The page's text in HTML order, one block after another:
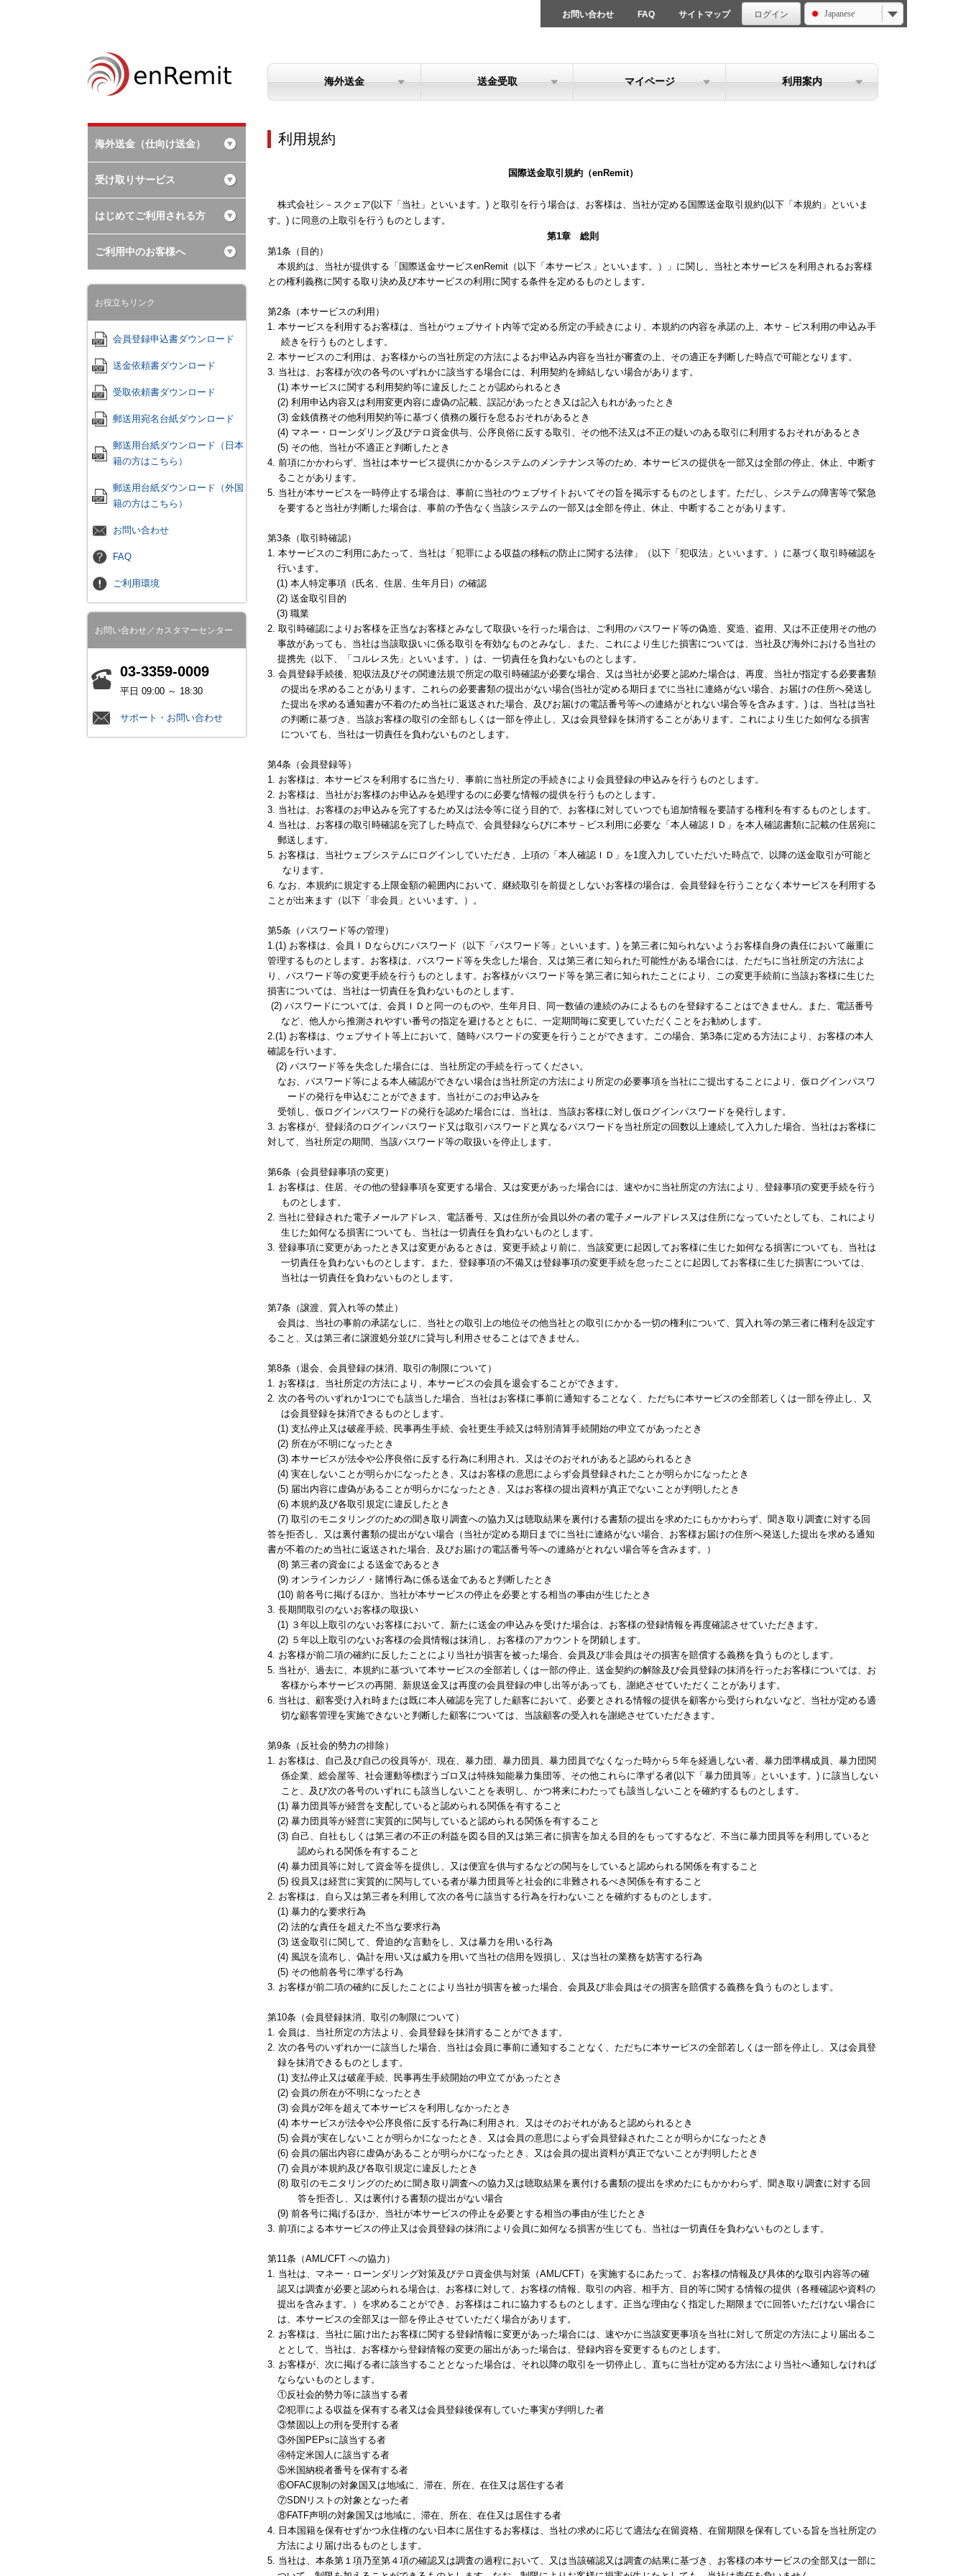
ログイン Japanese
お問い合わせ FAQ サイトマップ
海外送金 送金受取 マイページ 利用案内
利用規約
国際送金取引規約（enRemit）
株式会社シ－スクェア(以下「当社」といいます。) と取引を行う場合は、お客様は、当社が定める国際送金取引規約(以下「本規約」といいま
す。) に同意の上取引を行うものとします。
第1章 総則
第1条（目的）
本規約は、当社が提供する「国際送金サービスenRemit（以下「本サービス」といいます。）」に関し、当社と本サービスを利用されるお客様
との権利義務に関する取り決め及び本サービスの利用に関する条件を定めるものとします。
第2条（本サービスの利用）
1. 本サービスを利用するお客様は、当社がウェブサイト内等で定める所定の手続きにより、本規約の内容を承諾の上、本サ－ビス利用の申込み手
続きを行うものとします。
2. 本サービスのご利用は、お客様からの当社所定の方法によるお申込み内容を当社が審査の上、その適正を判断した時点で可能となります。
3. 当社は、お客様が次の各号のいずれかに該当する場合には、利用契約を締結しない場合があります。
(1) 本サービスに関する利用契約等に違反したことが認められるとき
(2) 利用申込内容又は利用変更内容に虚偽の記載、誤記があったとき又は記入もれがあったとき
(3) 金銭債務その他利用契約等に基づく債務の履行を怠るおそれがあるとき
(4) マネー・ローンダリング及びテロ資金供与、公序良俗に反する取引、その他不法又は不正の疑いのある取引に利用するおそれがあるとき
(5) その他、当社が不適正と判断したとき
4. 前項にかかわらず、当社は本サービス提供にかかるシステムのメンテナンス等のため、本サービスの提供を一部又は全部の停止、休止、中断す
ることがあります。
5. 当社が本サービスを一時停止する場合は、事前に当社のウェブサイトおいてその旨を掲示するものとします。ただし、システムの障害等で緊急
を要すると当社が判断した場合は、事前の予告なく当該システムの一部又は全部を停止、休止、中断することがあります。
第3条（取引時確認）
1. 本サービスのご利用にあたって、当社は「犯罪による収益の移転の防止に関する法律」（以下「犯収法」といいます。）に基づく取引時確認を
行います。
(1) 本人特定事項（氏名、住居、生年月日）の確認
(2) 送金取引目的
(3) 職業
2. 取引時確認によりお客様を正当なお客様とみなして取扱いを行った場合は、ご利用のパスワード等の偽造、変造、盗用、又は不正使用その他の
事故があっても、当社は当該取扱いに係る取引を有効なものとみなし、また、これにより生じた損害については、当社及び海外における当社の
提携先（以下、「コルレス先」といいます。）は、一切責任を負わないものとします。
3. 会員登録手続後、犯収法及びその関連法規で所定の取引時確認が必要な場合、又は当社が必要と認めた場合は、再度、当社が指定する必要書類
の提出を求めることがあります。これらの必要書類の提出がない場合(当社が定める期日までに当社に連絡がない場合、お届けの住所へ発送し
た提出を求める通知書が不着のため当社に返送された場合、及びお届けの電話番号等への連絡がとれない場合等を含みます。) は、当社は当社
の判断に基づき、当該お客様の取引の全部もしくは一部を停止し、又は会員登録を抹消することがあります。これにより生じた如何なる損害
についても、当社は一切責任を負わないものとします。
第4条（会員登録等）
1. お客様は、本サービスを利用するに当たり、事前に当社所定の手続きにより会員登録の申込みを行うものとします。
2. お客様は、当社がお客様のお申込みを処理するのに必要な情報の提供を行うものとします。
3. 当社は、お客様のお申込みを完了するため又は法令等に従う目的で、お客様に対していつでも追加情報を要請する権利を有するものとします。
4. 当社は、お客様の取引時確認を完了した時点で、会員登録ならびに本サ－ビス利用に必要な「本人確認ＩＤ」を本人確認書類に記載の住居宛に
郵送します。
5. お客様は、当社ウェブシステムにログインしていただき、上項の「本人確認ＩＤ」を1度入力していただいた時点で、以降の送金取引が可能と
なります。
6. なお、本規約に規定する上限金額の範囲内において、継続取引を前提としないお客様の場合は、会員登録を行うことなく本サービスを利用する
ことが出来ます（以下「非会員」といいます。）。
第5条（パスワード等の管理）
1.(1) お客様は、会員ＩＤならびにパスワード（以下「パスワード等」といいます。) を第三者に知られないようお客様自身の責任において厳重に
管理するものとします。お客様は、パスワード等を失念した場合、又は第三者に知られた可能性がある場合には、ただちに当社所定の方法によ
り、パスワード等の変更手続を行うものとします。お客様がパスワード等を第三者に知られたことにより、この変更手続前に当該お客様に生じた
損害については、当社は一切責任を負わないものとします。
(2) パスワードについては、会員ＩＤと同一のものや、生年月日、同一数値の連続のみによるものを登録することはできません。また、電話番号
など、他人から推測されやすい番号の指定を避けるとともに、一定期間毎に変更していただくことをお勧めします。
2.(1) お客様は、ウェブサイト等上において、随時パスワードの変更を行うことができます。この場合、第3条に定める方法により、お客様の本人
確認を行います。
(2) パスワード等を失念した場合には、当社所定の手続を行ってください。
なお、パスワード等による本人確認ができない場合は当社所定の方法により所定の必要事項を当社にご提出することにより、仮ログインパスワ
ードの発行を申込むことができます。当社がこのお申込みを
受領し、仮ログインパスワードの発行を認めた場合には、当社は、当該お客様に対し仮ログインパスワードを発行します。
3. お客様が、登録済のログインパスワード又は取引パスワードと異なるパスワードを当社所定の回数以上連続して入力した場合、当社はお客様に
対して、当社所定の期間、当該パスワード等の取扱いを停止します。
第6条（会員登録事項の変更）
1. お客様は、住居、その他の登録事項を変更する場合、又は変更があった場合には、速やかに当社所定の方法により、登録事項の変更手続を行う
ものとします。
2. 当社に登録された電子メールアドレス、電話番号、又は住所が会員以外の者の電子メールアドレス又は住所になっていたとしても、これにより
生じた如何なる損害についても、当社は一切責任を負わないものとします。
3. 登録事項に変更があったとき又は変更があるときは、変更手続より前に、当該変更に起因してお客様に生じた如何なる損害についても、当社は
一切責任を負わないものとします。また、登録事項の不備又は登録事項の変更手続を怠ったことに起因してお客様に生じた損害については、
当社は一切責任を負わないものとします。
第7条（譲渡、質入れ等の禁止）
会員は、当社の事前の承諾なしに、当社との取引上の地位その他当社との取引にかかる一切の権利について、質入れ等の第三者に権利を設定す
ること、又は第三者に譲渡処分並びに貸与し利用させることはできません。
第8条（退会、会員登録の抹消、取引の制限について）
1. お客様は、当社所定の方法により、本サービスの会員を退会することができます。
2. 次の各号のいずれか1つにでも該当した場合、当社はお客様に事前に通知することなく、ただちに本サービスの全部若しくは一部を停止し、又
は会員登録を抹消できるものとします。
(1) 支払停止又は破産手続、民事再生手続、会社更生手続又は特別清算手続開始の申立てがあったとき
(2) 所在が不明になったとき
(3) 本サービスが法令や公序良俗に反する行為に利用され、又はそのおそれがあると認められるとき
(4) 実在しないことが明らかになったとき、又はお客様の意思によらず会員登録されたことが明らかになったとき
(5) 届出内容に虚偽があることが明らかになったとき、又はお客様の提出資料が真正でないことが判明したとき
(6) 本規約及び各取引規定に違反したとき
(7) 取引のモニタリングのための聞き取り調査への協力又は聴取結果を裏付ける書類の提出を求めたにもかかわらず、聞き取り調査に対する回
答を拒否し、又は裏付書類の提出がない場合（当社が定める期日までに当社に連絡がない場合、お客様お届けの住所へ発送した提出を求める通知
書が不着のため当社に返送された場合、及びお届けの電話番号等への連絡がとれない場合等を含みます。）
(8) 第三者の資金による送金であるとき
(9) オンラインカジノ・賭博行為に係る送金であると判断したとき
(10) 前各号に掲げるほか、当社が本サービスの停止を必要とする相当の事由が生じたとき
3. 長期間取引のないお客様の取扱い
(1) ３年以上取引のないお客様において、新たに送金の申込みを受けた場合は、お客様の登録情報を再度確認させていただきます。
(2) ５年以上取引のないお客様の会員情報は抹消し、お客様のアカウントを閉鎖します。
4. お客様が前二項の確約に反したことにより当社が損害を被った場合、会員及び非会員はその損害を賠償する義務を負うものとします。
5. 当社が、過去に、本規約に基づいて本サービスの全部若しくは一部の停止、送金契約の解除及び会員登録の抹消を行ったお客様については、お
客様から本サービスの再開、新規送金又は再度の会員登録の申し出等があっても、謝絶させていただくことがあります。
6. 当社は、顧客受け入れ時または既に本人確認を完了した顧客において、必要とされる情報の提供を顧客から受けられないなど、当社が定める適
切な顧客管理を実施できないと判断した顧客については、当該顧客の受入れを謝絶させていただきます。
第9条（反社会的勢力の排除）
1. お客様は、自己及び自己の役員等が、現在、暴力団、暴力団員、暴力団員でなくなった時から５年を経過しない者、暴力団準構成員、暴力団関
係企業、総会屋等、社会運動等標ぼうゴロ又は特殊知能暴力集団等、その他これらに準ずる者(以下「暴力団員等」といいます。) に該当しない
こと、及び次の各号のいずれにも該当しないことを表明し、かつ将来にわたっても該当しないことを確約するものとします。
(1) 暴力団員等が経営を支配していると認められる関係を有すること
(2) 暴力団員等が経営に実質的に関与していると認められる関係を有すること
(3) 自己、自社もしくは第三者の不正の利益を図る目的又は第三者に損害を加える目的をもってするなど、不当に暴力団員等を利用していると
認められる関係を有すること
(4) 暴力団員等に対して資金等を提供し、又は便宜を供与するなどの関与をしていると認められる関係を有すること
(5) 役員又は経営に実質的に関与している者が暴力団員等と社会的に非難されるべき関係を有すること
2. お客様は、自ら又は第三者を利用して次の各号に該当する行為を行わないことを確約するものとします。
(1) 暴力的な要求行為
(2) 法的な責任を超えた不当な要求行為
(3) 送金取引に関して、脅迫的な言動をし、又は暴力を用いる行為
(4) 風説を流布し、偽計を用い又は威力を用いて当社の信用を毀損し、又は当社の業務を妨害する行為
(5) その他前各号に準ずる行為
3. お客様が前二項の確約に反したことにより当社が損害を被った場合、会員及び非会員はその損害を賠償する義務を負うものとします。
第10条（会員登録抹消、取引の制限について）
1. 会員は、当社所定の方法より、会員登録を抹消することができます。
2. 次の各号のいずれか一に該当した場合、当社は会員に事前に通知することなく、ただちに本サービスの全部若しくは一部を停止し、又は会員登
録を抹消できるものとします。
(1) 支払停止又は破産手続、民事再生手続開始の申立てがあったとき
(2) 会員の所在が不明になったとき
(3) 会員が2年を超えて本サービスを利用しなかったとき
(4) 本サービスが法令や公序良俗に反する行為に利用され、又はそのおそれがあると認められるとき
(5) 会員が実在しないことが明らかになったとき、又は会員の意思によらず会員登録されたことが明らかになったとき
(6) 会員の届出内容に虚偽があることが明らかになったとき、又は会員の提出資料が真正でないことが判明したとき
(7) 会員が本規約及び各取引規定に違反したとき
(8) 取引のモニタリングのために聞き取り調査への協力又は聴取結果を裏付ける書類の提出を求めたにもかかわらず、聞き取り調査に対する回
答を拒否し、又は裏付ける書類の提出がない場合
(9) 前各号に掲げるほか、当社が本サービスの停止を必要とする相当の事由が生じたとき
3. 前項による本サービスの停止又は会員登録の抹消により会員に如何なる損害が生じても、当社は一切責任を負わないものとします。
第11条（AML/CFT への協力）
1. 当社は、マネー・ローンダリング対策及びテロ資金供与対策（AML/CFT）を実施するにあたって、お客様の情報及び具体的な取引内容等の確
認又は調査が必要と認められる場合は、お客様に対して、お客様の情報、取引の内容、相手方、目的等に関する情報の提供（各種確認や資料の
提出を含みます。）を求めることができ、お客様はこれに協力するものとします。正当な理由なく指定した期限までに回答いただけない場合に
は、本サービスの全部又は一部を停止させていただく場合があります。
2. お客様は、当社に届け出たお客様に関する登録情報に変更があった場合には、速やかに当該変更事項を当社に対して所定の方法により届出るこ
ととして、当社は、お客様から登録情報の変更の届出があった場合は、登録内容を変更するものとします。
3. お客様が、次に掲げる者に該当することとなった場合は、それ以降の取引を一切停止し、直ちに当社が定める方法により当社へ通知しなければ
ならないものとします。
①反社会的勢力等に該当する者
②犯罪による収益を保有する者又は会員登録後保有していた事実が判明した者
③禁固以上の刑を受刑する者
③外国PEPsに該当する者
④特定米国人に該当する者
⑤米国納税者番号を保有する者
⑥OFAC規制の対象国又は地域に、滞在、所在、在住又は居住する者
⑦SDNリストの対象となった者
⑧FATF声明の対象国又は地域に、滞在、所在、在住又は居住する者
4. 日本国籍を保有せずかつ永住権のない日本に居住するお客様は、当社の求めに応じて適法な在留資格、在留期限を保有している旨を当社所定の
方法により届け出るものとします。
5. 当社は、本条第１項乃至第４項の確認又は調査の過程において、又は当該確認又は調査の結果に基づき、お客様の本サービスの全部又は一部に
海外送金（仕向け送金）
受け取りサービス
はじめてご利用される方
ご利用中のお客様へ
お役立ちリンク
会員登録申込書ダウンロード
送金依頼書ダウンロード
受取依頼書ダウンロード
郵送用宛名台紙ダウンロード
郵送用台紙ダウンロード（日本
籍の方はこちら）
郵送用台紙ダウンロード（外国
籍の方はこちら）
お問い合わせ
FAQ
ご利用環境
お問い合わせ／カスタマーセンター
03-3359-0009
平日 09:00 ～ 18:30
サポート・お問い合わせ